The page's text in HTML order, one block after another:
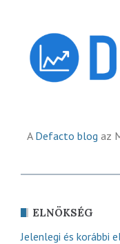
A Defacto blog az
ELNÖKSÉG
Jelenlegi és korábbi